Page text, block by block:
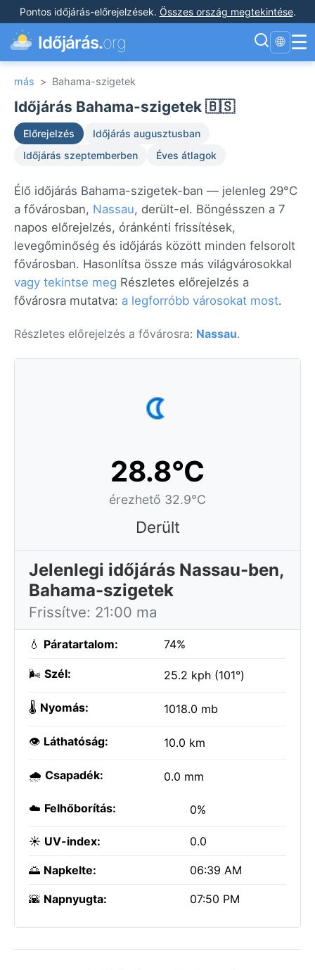
Pontos időjárás-előrejelzések. Összes ország megtekintése.
Időjárás.org 🌐 ☰
más > Bahama-szigetek
Időjárás Bahama-szigetek 🇧🇸
Előrejelzés
Időjárás augusztusban
Időjárás szeptemberben
Éves átlagok
Élő időjárás Bahama-szigetek-ban — jelenleg 29°C
a fővárosban, Nassau, derült-el. Böngésszen a 7
napos előrejelzés, óránkénti frissítések,
levegőminőség és időjárás között minden felsorolt
fővárosban. Hasonlítsa össze más világvárosokkal
vagy tekintse meg Részletes előrejelzés a
fővárosra mutatva: a legforróbb városokat most.
Részletes előrejelzés a fővárosra: Nassau.
28.8°C
érezhető 32.9°C
Derült
Jelenlegi időjárás Nassau-ben,
Bahama-szigetek
Frissítve: 21:00 ma
💧 Páratartalom: 74%
🌬️ Szél: 25.2 kph (101°)
🌡️ Nyomás: 1018.0 mb
👁️ Láthatóság: 10.0 km
🌧️ Csapadék: 0.0 mm
☁️ Felhőborítás: 0%
☀️ UV-index: 0.0
🌅 Napkelte: 06:39 AM
🌇 Napnyugta: 07:50 PM